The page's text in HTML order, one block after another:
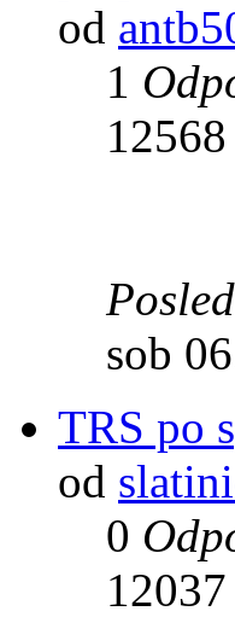
od
1
12568
sob
TRS po
od
0
12037